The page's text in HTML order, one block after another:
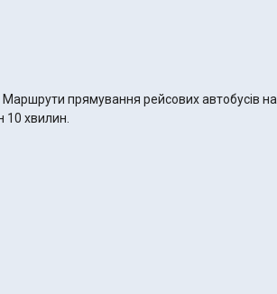
прямування рейсових автобусів
10 хвилин.